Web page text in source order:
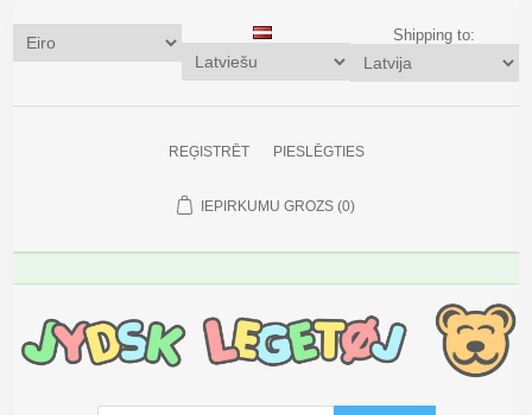
Shipping to:
REĢISTRĒT PIESLĒGTIES
IEPIRKUMU GROZS (0)